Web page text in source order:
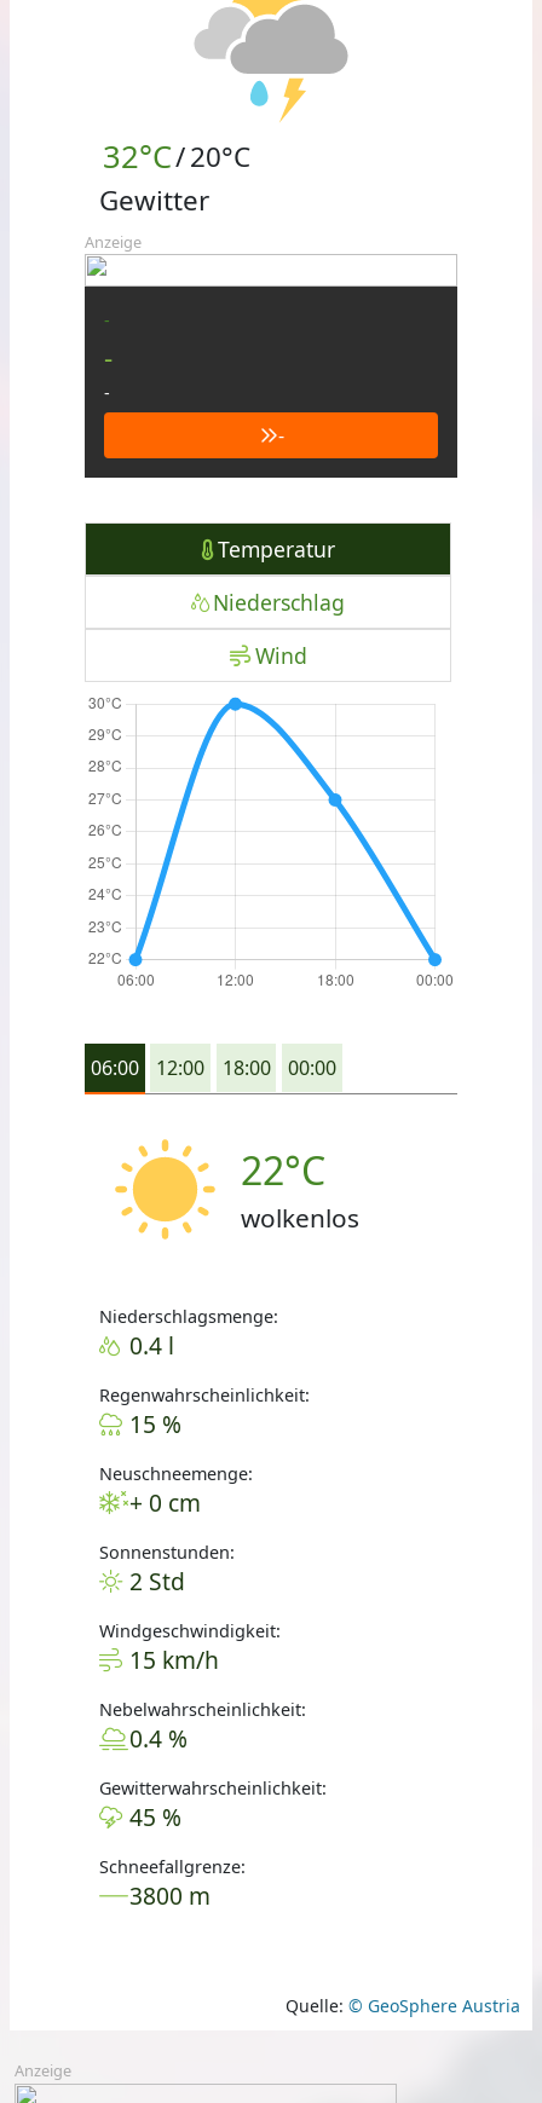
32°C/20°C
Gewitter
Anzeige
-
-
-
-
Temperatur
Niederschlag
Wind
06:00 12:00 18:00 00:00
22°C
wolkenlos
Niederschlagsmenge:
0.4 l
Regenwahrscheinlichkeit:
15 %
Neuschneemenge:
+ 0 cm
Sonnenstunden:
2 Std
Windgeschwindigkeit:
15 km/h
Nebelwahrscheinlichkeit:
0.4 %
Gewitterwahrscheinlichkeit:
45 %
Schneefallgrenze:
3800 m
Quelle: © GeoSphere Austria
Anzeige